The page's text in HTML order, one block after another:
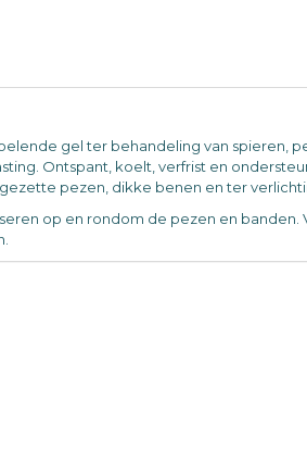
gel ter behandeling van spieren,
Ontspant, koelt, verfrist en
pezen, dikke benen en ter
op en rondom de pezen en